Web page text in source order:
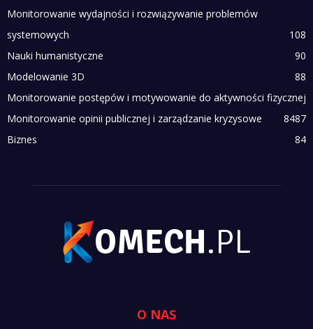
Monitorowanie wydajności i rozwiązywanie problemów
systemowych
108
Nauki humanistyczne
90
Modelowanie 3D
88
Monitorowanie postępów i motywowanie do aktywności fizycznej
87
Monitorowanie opinii publicznej i zarządzanie kryzysowe
84
Biznes
84
O NAS